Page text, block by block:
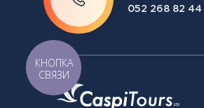
052 268 82 44
КНОПКА
СВЯЗИ